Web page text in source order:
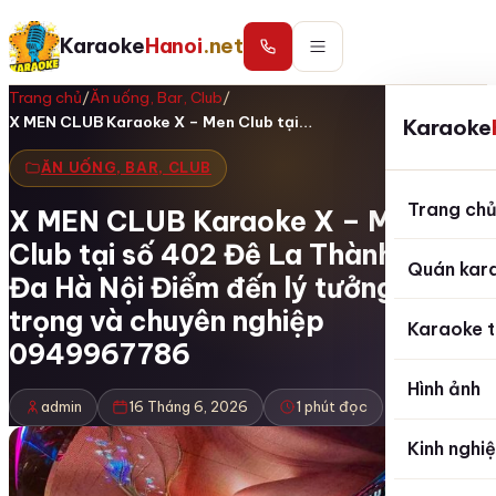
KaraokeHanoi.net
Karaoke
Trang chủ
Quán
Karaoke
Hình ảnh
Kinh
Trang chủ/Ăn uống, Bar, Club/
X MEN CLUB Karaoke X – Men Club tại…
ĂN UỐNG, BAR, CLUB
X MEN CLUB Karaoke X – Men
Club tại số 402 Đê La Thành Đống
Đa Hà Nội Điểm đến lý tưởng sang
trọng và chuyên nghiệp
0949967786
admin 16 Tháng 6, 2026 1 phút đọc